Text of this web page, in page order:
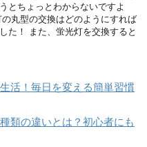
とちょっとわからないですよ
丸型の交換はどのようにすれば
た！ また、蛍光灯を交換すると
活！毎日を変える簡単習慣
類の違いとは？初心者にも